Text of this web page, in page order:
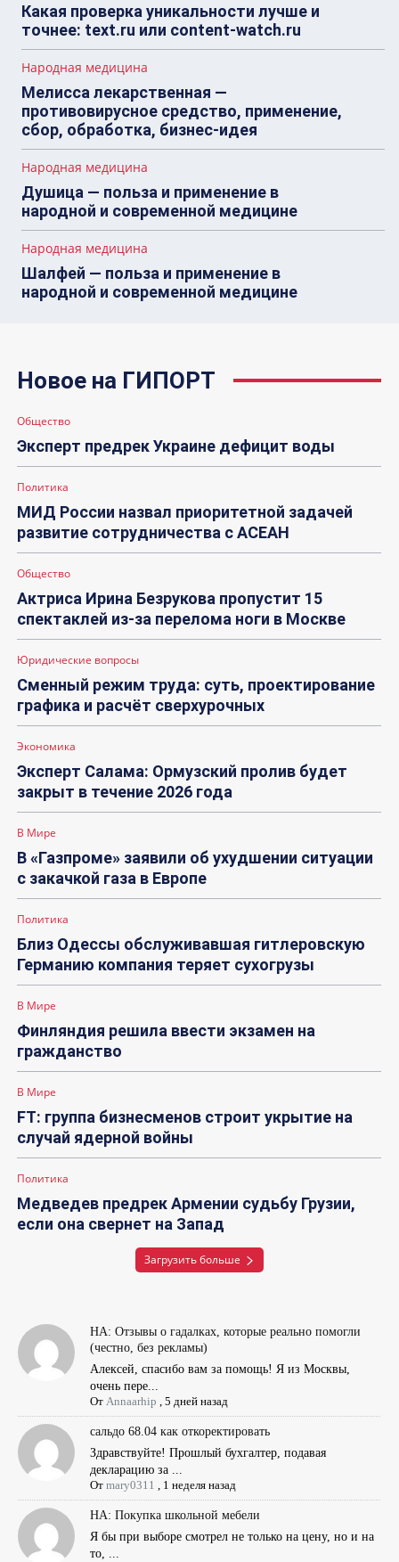
Какая проверка уникальности лучше и
точнее: text.ru или content-watch.ru
Народная медицина
Мелисса лекарственная —
противовирусное средство, применение,
сбор, обработка, бизнес-идея
Народная медицина
Душица — польза и применение в
народной и современной медицине
Народная медицина
Шалфей — польза и применение в
народной и современной медицине
Новое на ГИПОРТ
Общество
Эксперт предрек Украине дефицит воды
Политика
МИД России назвал приоритетной задачей
развитие сотрудничества с АСЕАН
Общество
Актриса Ирина Безрукова пропустит 15
спектаклей из-за перелома ноги в Москве
Юридические вопросы
Сменный режим труда: суть, проектирование
графика и расчёт сверхурочных
Экономика
Эксперт Салама: Ормузский пролив будет
закрыт в течение 2026 года
В Мире
В «Газпроме» заявили об ухудшении ситуации
с закачкой газа в Европе
Политика
Близ Одессы обслуживавшая гитлеровскую
Германию компания теряет сухогрузы
В Мире
Финляндия решила ввести экзамен на
гражданство
В Мире
FT: группа бизнесменов строит укрытие на
случай ядерной войны
Политика
Медведев предрек Армении судьбу Грузии,
если она свернет на Запад
Загрузить больше
НА: Отзывы о гадалках, которые реально помогли
(честно, без рекламы)
Алексей, спасибо вам за помощь! Я из Москвы,
очень пере...
От Annaarhip ,5 дней назад
сальдо 68.04 как откоректировать
Здравствуйте! Прошлый бухгалтер, подавая
декларацию за ...
Отmary0311 1 неделя назад
НА: Покупка школьной мебели
Я бы при выборе смотрел не только на цену, но и на
то, ...